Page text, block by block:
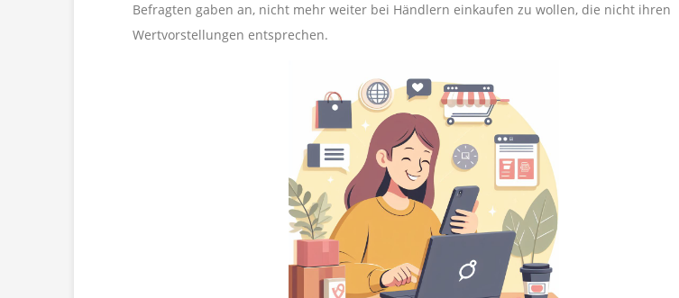
Befragten gaben an, nicht mehr weiter bei Händlern einkaufen zu wollen, die nicht ihren
Wertvorstellungen entsprechen.